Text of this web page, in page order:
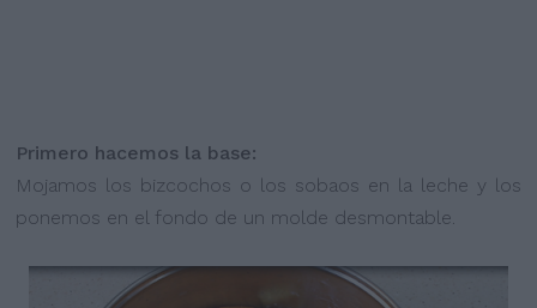
Primero hacemos la base:
Mojamos los bizcochos o los sobaos en la leche y los
ponemos en el fondo de un molde desmontable.